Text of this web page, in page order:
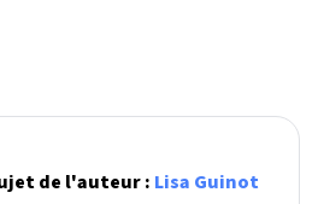
de l'auteur : Lisa Guinot